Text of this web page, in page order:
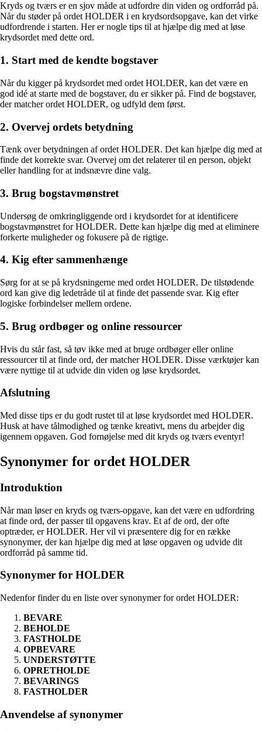
Kryds og tværs er en sjov måde at udfordre din viden og ordforråd på.
Når du støder på ordet HOLDER i en krydsordsopgave, kan det virke
udfordrende i starten. Her er nogle tips til at hjælpe dig med at løse
krydsordet med dette ord.
1. Start med de kendte bogstaver
Når du kigger på krydsordet med ordet HOLDER, kan det være en
god idé at starte med de bogstaver, du er sikker på. Find de bogstaver,
der matcher ordet HOLDER, og udfyld dem først.
2. Overvej ordets betydning
Tænk over betydningen af ordet HOLDER. Det kan hjælpe dig med at
finde det korrekte svar. Overvej om det relaterer til en person, objekt
eller handling for at indsnævre dine valg.
3. Brug bogstavmønstret
Undersøg de omkringliggende ord i krydsordet for at identificere
bogstavmønstret for HOLDER. Dette kan hjælpe dig med at eliminere
forkerte muligheder og fokusere på de rigtige.
4. Kig efter sammenhænge
Sørg for at se på krydsningerne med ordet HOLDER. De tilstødende
ord kan give dig ledetråde til at finde det passende svar. Kig efter
logiske forbindelser mellem ordene.
5. Brug ordbøger og online ressourcer
Hvis du står fast, så tøv ikke med at bruge ordbøger eller online
ressourcer til at finde ord, der matcher HOLDER. Disse værktøjer kan
være nyttige til at udvide din viden og løse krydsordet.
Afslutning
Med disse tips er du godt rustet til at løse krydsordet med HOLDER.
Husk at have tålmodighed og tænke kreativt, mens du arbejder dig
igennem opgaven. God fornøjelse med dit kryds og tværs eventyr!
Synonymer for ordet HOLDER
Introduktion
Når man løser en kryds og tværs-opgave, kan det være en udfordring
at finde ord, der passer til opgavens krav. Et af de ord, der ofte
optræder, er HOLDER. Her vil vi præsentere dig for en række
synonymer, der kan hjælpe dig med at løse opgaven og udvide dit
ordforråd på samme tid.
Synonymer for HOLDER
Nedenfor finder du en liste over synonymer for ordet HOLDER:
BEVARE
BEHOLDE
FASTHOLDE
OPBEVARE
UNDERSTØTTE
OPRETHOLDE
BEVARINGS
FASTHOLDER
Anvendelse af synonymer